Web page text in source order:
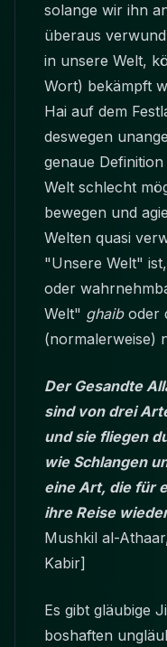
solange wir ihn
überaus
in unsere Welt,
Wort) bekämpft
Hai auf dem
deswegen
genaue
Welt schlecht
bewegen und
Welten quasi
"Unsere Welt"
oder
Welt" ghaib oder
(normalerweise)
Der Gesandte
sind von drei
und sie fliegen
wie Schlangen
eine Art, die für
ihre Reise
Mushkil al-
Kabir]
Es gibt gläubige
boshaften